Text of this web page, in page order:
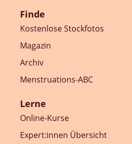
Finde
Kostenlose Stockfotos
Magazin
Archiv
Menstruations-ABC
Lerne
Online-Kurse
Expert:innen Übersicht